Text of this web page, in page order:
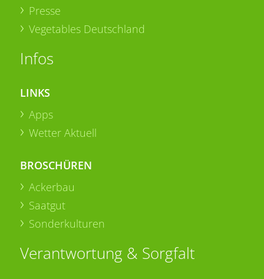
Presse
Vegetables Deutschland
Infos
LINKS
Apps
Wetter Aktuell
BROSCHÜREN
Ackerbau
Saatgut
Sonderkulturen
Verantwortung & Sorgfalt